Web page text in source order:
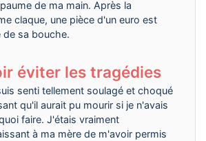
de ma main. Après la
claque, une pièce d'un euro est
de sa bouche.
éviter les tragédies
senti tellement soulagé et choqué
qu'il aurait pu mourir si je n'avais
faire. J'étais vraiment
à ma mère de m'avoir permis